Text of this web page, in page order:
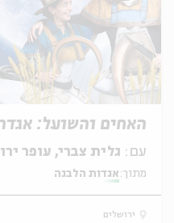
האחים והשועל:
עם:
מתוך: אגדות הלבנה
ירושלים